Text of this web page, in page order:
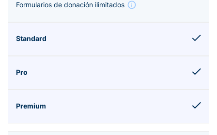
Formularios de donación ilimitados